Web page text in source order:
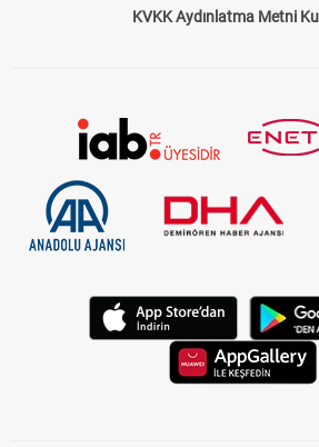
KVKK Aydınlatma Metni